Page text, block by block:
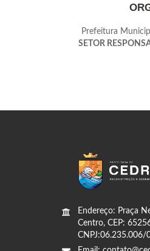
Prefeitura
SETOR
Endereço: Praça
Centro, CEP:
CNPJ:06.235.006/